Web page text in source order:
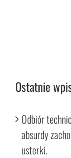
Ostatnie
Odbiór
absurdy
usterki.